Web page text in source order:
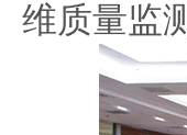
维质量监